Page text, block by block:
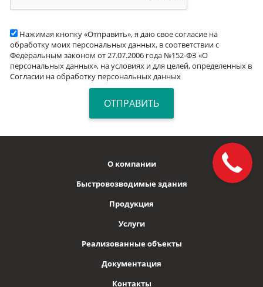
Нажимая кнопку «Отправить», я даю свое согласие на
обработку моих персональных данных, в соответствии с
Федеральным законом от 27.07.2006 года №152-ФЗ «О
персональных данных», на условиях и для целей, определенных в
Согласии на обработку персональных данных
О компании
Быстровозводимые здания
Продукция
Услуги
Реализованные объекты
Документация
Контакты